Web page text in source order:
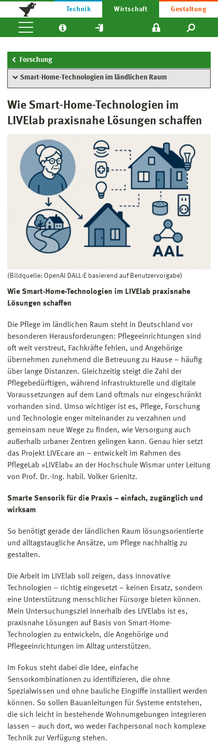
Technik Wirtschaft Gestaltung
Forschung
Smart-Home-Technologien im ländlichen Raum
Wie Smart-Home-Technologien im
LIVElab praxisnahe Lösungen schaffen
(Bildquelle: OpenAI DALL·E basierend auf Benutzervorgabe)
Wie Smart-Home-Technologien im LIVElab praxisnahe
Lösungen schaffen
Die Pflege im ländlichen Raum steht in Deutschland vor
besonderen Herausforderungen: Pflegeeinrichtungen sind
oft weit verstreut, Fachkräfte fehlen, und Angehörige
übernehmen zunehmend die Betreuung zu Hause – häufig
über lange Distanzen. Gleichzeitig steigt die Zahl der
Pflegebedürftigen, während infrastrukturelle und digitale
Voraussetzungen auf dem Land oftmals nur eingeschränkt
vorhanden sind. Umso wichtiger ist es, Pflege, Forschung
und Technologie enger miteinander zu verzahnen und
gemeinsam neue Wege zu finden, wie Versorgung auch
außerhalb urbaner Zentren gelingen kann. Genau hier setzt
das Projekt LIVEcare an – entwickelt im Rahmen des
PflegeLab »LIVElab« an der Hochschule Wismar unter Leitung
von Prof. Dr.-Ing. habil. Volker Grienitz.
Smarte Sensorik für die Praxis – einfach, zugänglich und
wirksam
So benötigt gerade der ländlichen Raum lösungsorientierte
und alltagstaugliche Ansätze, um Pflege nachhaltig zu
gestalten.
Die Arbeit im LIVElab soll zeigen, dass innovative
Technologien – richtig eingesetzt – keinen Ersatz, sondern
eine Unterstützung menschlicher Fürsorge bieten können.
Mein Untersuchungsziel innerhalb des LIVElabs ist es,
praxisnahe Lösungen auf Basis von Smart-Home-
Technologien zu entwickeln, die Angehörige und
Pflegeeinrichtungen im Alltag unterstützen.
Im Fokus steht dabei die Idee, einfache
Sensorkombinationen zu identifizieren, die ohne
Spezialwissen und ohne bauliche Eingriffe installiert werden
können. So sollen Bauanleitungen für Systeme entstehen,
die sich leicht in bestehende Wohnumgebungen integrieren
lassen – auch dort, wo weder Fachpersonal noch komplexe
Technik zur Verfügung stehen.